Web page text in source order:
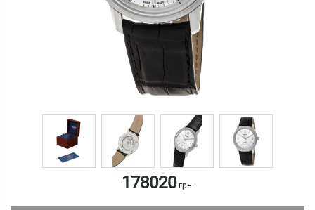
178020грн.